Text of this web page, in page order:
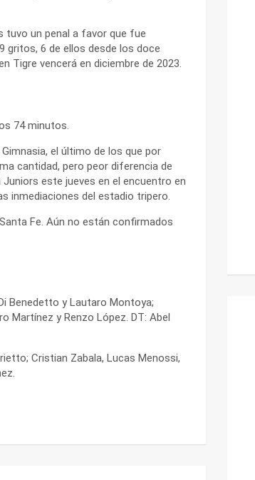
tuvo un penal a favor que fue
gritos, 6 de ellos desde los doce
Tigre vencerá en diciembre de 2023.
74 minutos.
el último de los que por
cantidad, pero peor diferencia de
este jueves en el encuentro en
inmediaciones del estadio tripero.
Fe. Aún no están confirmados
Benedetto y Lautaro Montoya;
Martínez y Renzo López. DT: Abel
Cristian Zabala, Lucas Menossi,